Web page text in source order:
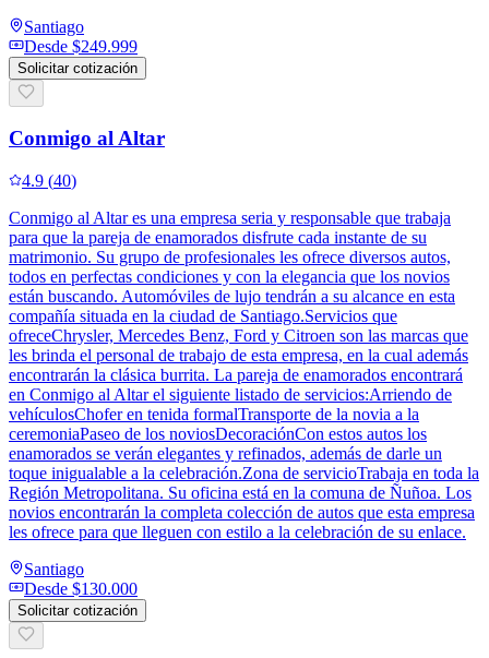
Santiago
Desde $249.999
Solicitar cotización
Conmigo al Altar
4.9 (40)
Conmigo al Altar es una empresa seria y responsable que trabaja
para que la pareja de enamorados disfrute cada instante de su
matrimonio. Su grupo de profesionales les ofrece diversos autos,
todos en perfectas condiciones y con la elegancia que los novios
están buscando. Automóviles de lujo tendrán a su alcance en esta
compañía situada en la ciudad de Santiago.Servicios que
ofreceChrysler, Mercedes Benz, Ford y Citroen son las marcas que
les brinda el personal de trabajo de esta empresa, en la cual además
encontrarán la clásica burrita. La pareja de enamorados encontrará
en Conmigo al Altar el siguiente listado de servicios:Arriendo de
vehículosChofer en tenida formalTransporte de la novia a la
ceremoniaPaseo de los noviosDecoraciónCon estos autos los
enamorados se verán elegantes y refinados, además de darle un
toque inigualable a la celebración.Zona de servicioTrabaja en toda la
Región Metropolitana. Su oficina está en la comuna de Ñuñoa. Los
novios encontrarán la completa colección de autos que esta empresa
les ofrece para que lleguen con estilo a la celebración de su enlace.
Santiago
Desde $130.000
Solicitar cotización